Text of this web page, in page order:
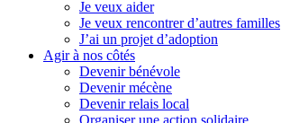
Je veux aider
Je veux rencontrer d’autres familles
J’ai un projet d’adoption
Agir à nos côtés
Devenir bénévole
Devenir mécène
Devenir relais local
Organiser une action solidaire